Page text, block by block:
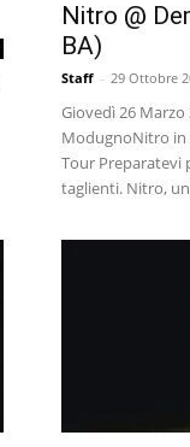
Nitro @
BA)
Staff - 29 Ottobre
Giovedì 26 Marzo
ModugnoNitro in
Tour Preparatevi
taglienti. Nitro,